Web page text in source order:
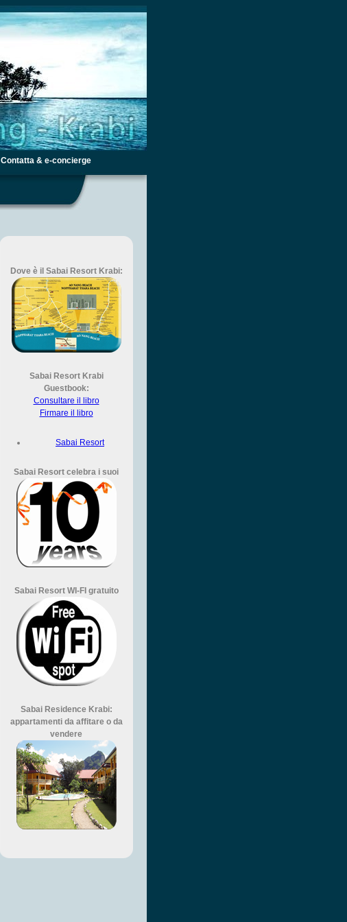
Contatta & e-concierge
Dove è il Sabai Resort Krabi:
Sabai Resort Krabi
Guestbook:
Consultare il libro
Firmare il libro
Sabai Resort
Sabai Resort celebra i suoi
Sabai Resort WI-FI gratuito
Sabai Residence Krabi:
appartamenti da affitare o da
vendere